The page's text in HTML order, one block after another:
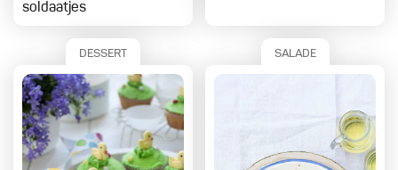
soldaatjes
DESSERT SALADE